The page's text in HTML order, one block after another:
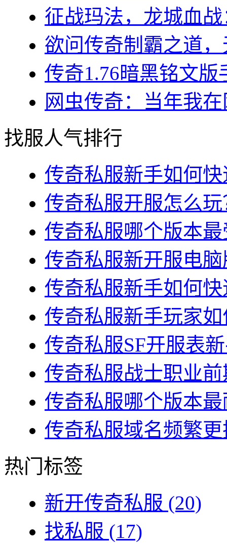
征战玛法，龙城血
欲问传奇制霸之道
传奇1.76暗黑铭文
网虫传奇：当年我
找服人气排行
传奇私服新手如何
传奇私服开服怎么
传奇私服哪个版本
传奇私服新开服电
传奇私服新手如何
传奇私服新手玩家
传奇私服SF开服表
传奇私服战士职业
传奇私服哪个版本
传奇私服域名频繁
热门标签
新开传奇私服 (20)
找私服 (17)